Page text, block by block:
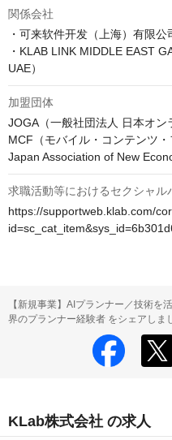
関係会社
・可来软件开发（上海）有限公
・KLAB LINK MIDDLE EAST
加盟団体
JOGA（一般社団法人 日本オン
MCF（モバイル・コンテンツ・
Japan Association of New
求職活動等におけるセクシャル
https://supportweb.klab.com/
【新規事業】AIプランナー／技術を
界のプランナー経験者 をシェアしま
KLab株式会社 の求人